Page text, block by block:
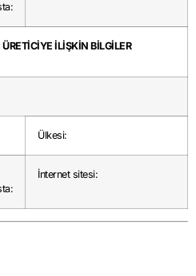
İLİŞKİN BİLGİLER
Ülkesi:
İnternet sitesi: